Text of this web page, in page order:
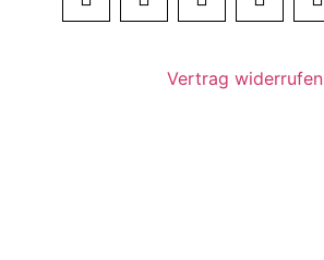
Vertrag widerrufen